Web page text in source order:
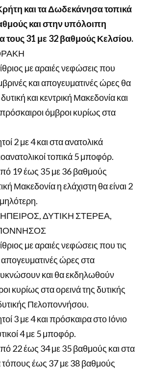
και τα Δωδεκάνησα τοπικά
και στην υπόλοιπη
τους 31 με 32 βαθμούς Κελσίου.
με αραιές νεφώσεις που
και απογευματινές ώρες θα
και κεντρική Μακεδονία και
όμβροι κυρίως στα
2 με 4 και στα ανατολικά
τοπικά 5 μποφόρ.
19 έως 35 με 36 βαθμούς
Μακεδονία η ελάχιστη θα είναι 2
ΔΥΤΙΚΗ ΣΤΕΡΕΑ,
με αραιές νεφώσεις που τις
απογευματινές ώρες στα
και θα εκδηλωθούν
κυρίως στα ορεινά της δυτικής
Πελοποννήσου.
3 με 4 και πρόσκαιρα στο Ιόνιο
4 με 5 μποφόρ.
22 έως 34 με 35 βαθμούς και στα
τόπους έως 37 με 38 βαθμούς